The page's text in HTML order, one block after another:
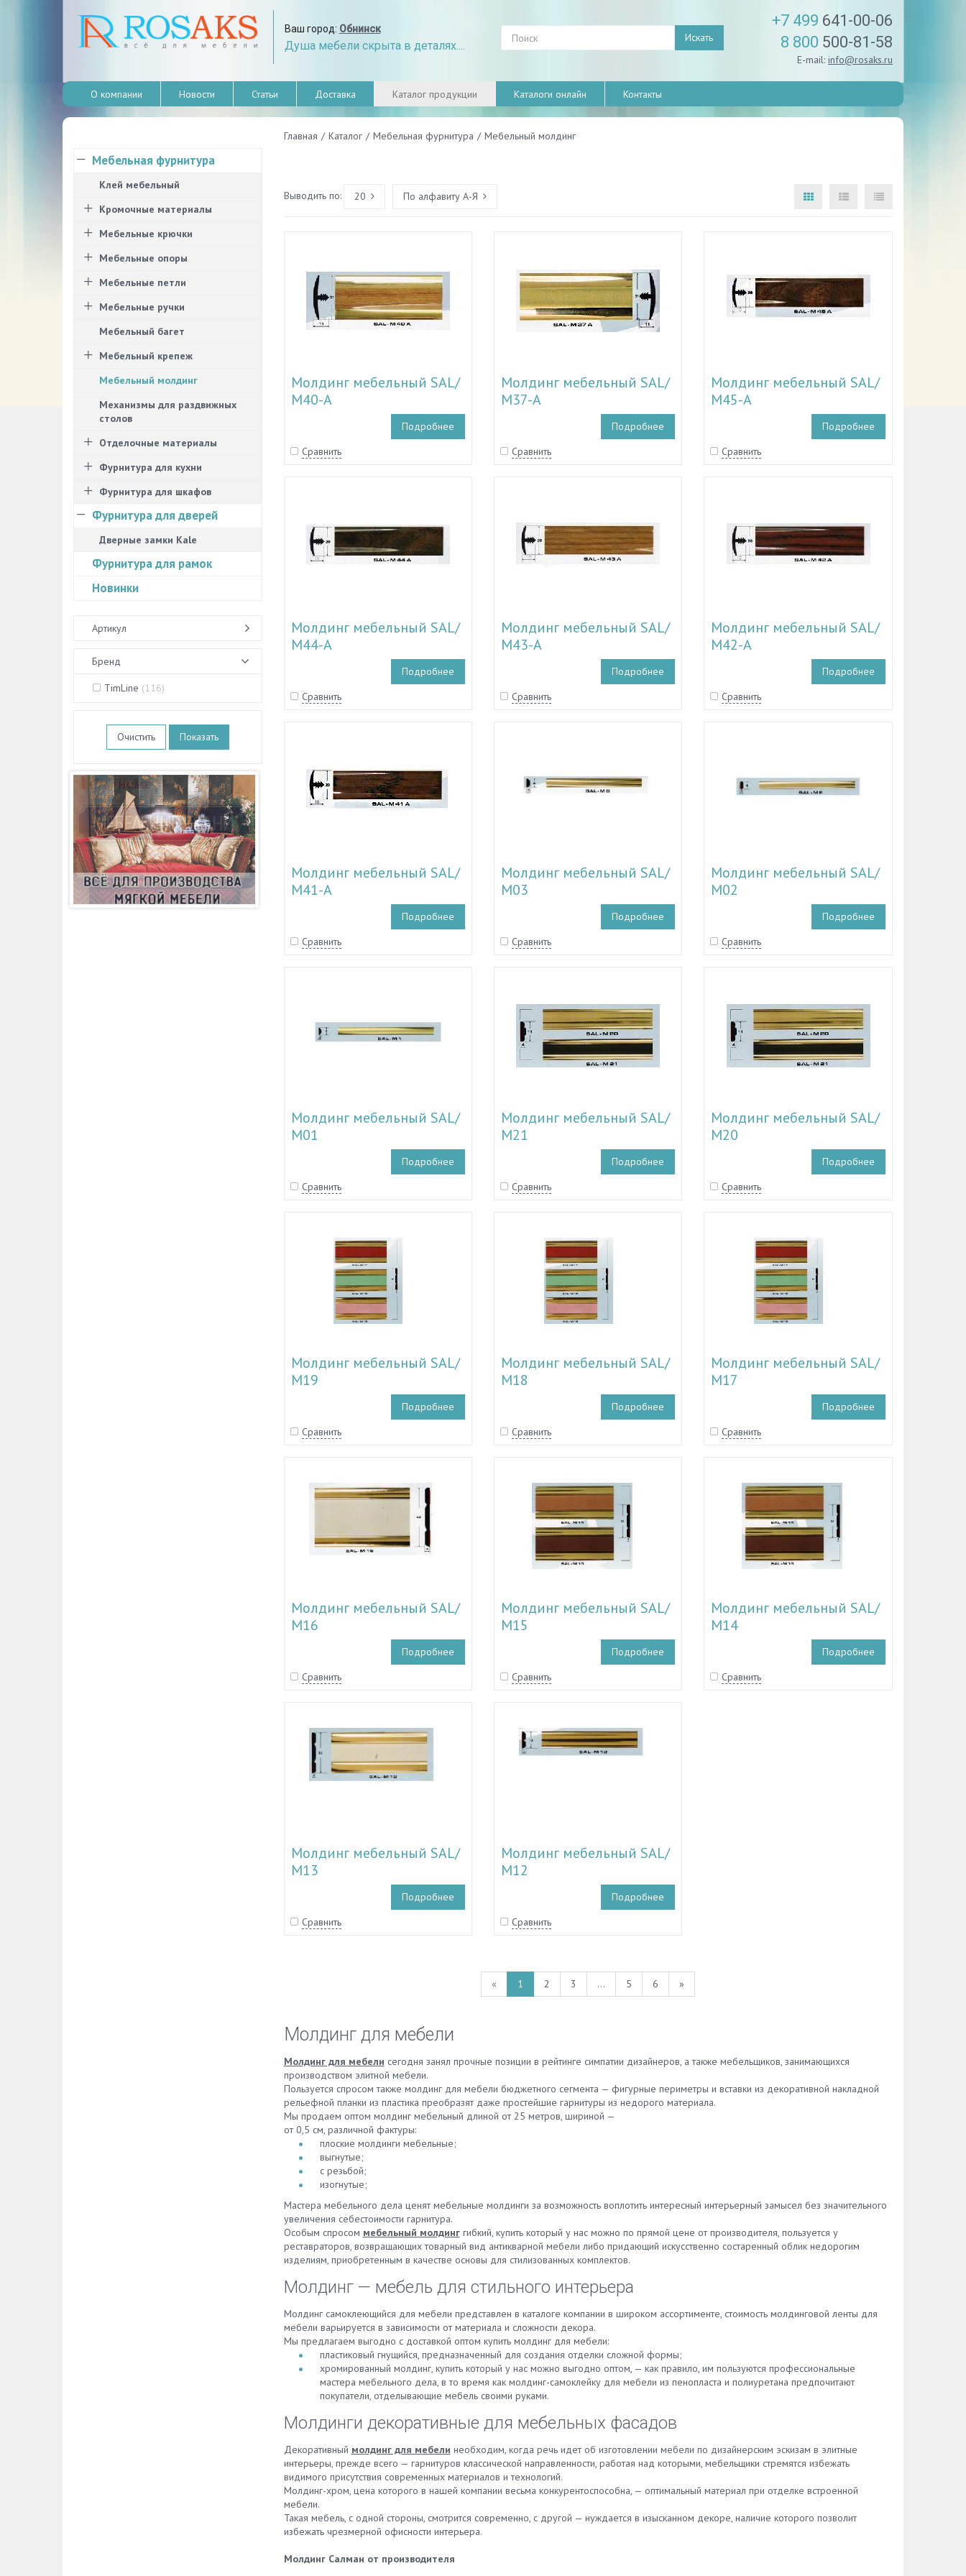
Ваш город: Обнинск
Душа мебели скрыта в деталях....
Искать
+7 499 641-00-06
8 800 500-81-58
E-mail: info@rosaks.ru
О компании Новости Статьи Доставка Каталог продукции Каталоги онлайн Контакты
Главная / Каталог / Мебельная фурнитура / Мебельный молдинг
Выводить по: 20 По алфавиту А-Я
Молдинг мебельный SAL/
М40-A
Подробнее
Сравнить
Молдинг мебельный SAL/
М37-A
Подробнее
Сравнить
Молдинг мебельный SAL/
М45-A
Подробнее
Сравнить
Молдинг мебельный SAL/
М44-A
Подробнее
Сравнить
Молдинг мебельный SAL/
М43-A
Подробнее
Сравнить
Молдинг мебельный SAL/
М42-A
Подробнее
Сравнить
Молдинг мебельный SAL/
М41-A
Подробнее
Сравнить
Молдинг мебельный SAL/
М03
Подробнее
Сравнить
Молдинг мебельный SAL/
М02
Подробнее
Сравнить
Молдинг мебельный SAL/
М01
Подробнее
Сравнить
Молдинг мебельный SAL/
М21
Подробнее
Сравнить
Молдинг мебельный SAL/
М20
Подробнее
Сравнить
Молдинг мебельный SAL/
М19
Подробнее
Сравнить
Молдинг мебельный SAL/
М18
Подробнее
Сравнить
Молдинг мебельный SAL/
М17
Подробнее
Сравнить
Молдинг мебельный SAL/
М16
Подробнее
Сравнить
Молдинг мебельный SAL/
М15
Подробнее
Сравнить
Молдинг мебельный SAL/
М14
Подробнее
Сравнить
Молдинг мебельный SAL/
М13
Подробнее
Сравнить
Молдинг мебельный SAL/
М12
Подробнее
Сравнить
« 1 2 3 ... 5 6 »
Молдинг для мебели
Молдинг для мебели сегодня занял прочные позиции в рейтинге симпатии дизайнеров, а также мебельщиков, занимающихся
производством элитной мебели.
Пользуется спросом также молдинг для мебели бюджетного сегмента — фигурные периметры и вставки из декоративной накладной
рельефной планки из пластика преобразят даже простейшие гарнитуры из недорого материала.
Мы продаем оптом молдинг мебельный длиной от 25 метров, шириной —
от 0,5 см, различной фактуры:
плоские молдинги мебельные;
выгнутые;
с резьбой;
изогнутые;
Мастера мебельного дела ценят мебельные молдинги за возможность воплотить интересный интерьерный замысел без значительного
увеличения себестоимости гарнитура.
Особым спросом мебельный молдинггибкий, купить который у нас можно по прямой цене от производителя, пользуется у
реставраторов, возвращающих товарный вид антикварной мебели либо придающий искусственно состаренный облик недорогим
изделиям, приобретенным в качестве основы для стилизованных комплектов.
Молдинг — мебель для стильного интерьера
Молдинг самоклеющийся для мебели представлен в каталоге компании в широком ассортименте, стоимость молдинговой ленты для
мебели варьируется в зависимости от материала и сложности декора.
Мы предлагаем выгодно с доставкой оптом купить молдинг для мебели:
пластиковый гнущийся, предназначенный для создания отделки сложной формы;
хромированный молдинг, купить который у нас можно выгодно оптом, — как правило, им пользуются профессиональные
мастера мебельного дела, в то время как молдинг-самоклейку для мебели из пенопласта и полиуретана предпочитают
покупатели, отделывающие мебель своими руками.
Молдинги декоративные для мебельных фасадов
Декоративный молдинг для мебели необходим, когда речь идет об изготовлении мебели по дизайнерским эскизам в элитные
интерьеры, прежде всего — гарнитуров классической направленности, работая над которыми, мебельщики стремятся избежать
видимого присутствия современных материалов и технологий.
Молдинг-хром, цена которого в нашей компании весьма конкурентоспособна, — оптимальный материал при отделке встроенной
мебели.
Такая мебель, с одной стороны, смотрится современно, с другой — нуждается в изысканном декоре, наличие которого позволит
избежать чрезмерной офисности интерьера.
Молдинг Салман от производителя
Мебельная фурнитура
Клей мебельный
Кромочные материалы
Мебельные крючки
Мебельные опоры
Мебельные петли
Мебельные ручки
Мебельный багет
Мебельный крепеж
Мебельный молдинг
Механизмы для раздвижных
столов
Отделочные материалы
Фурнитура для кухни
Фурнитура для шкафов
Фурнитура для дверей
Дверные замки Kale
Фурнитура для рамок
Новинки
Артикул
Бренд
TimLine (116)
Очистить